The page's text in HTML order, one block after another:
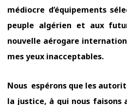
médiocre d’équipements
peuple algérien et aux
nouvelle aérogare
mes yeux inacceptables.
Nous espérons que les
la justice, à qui nous faisons